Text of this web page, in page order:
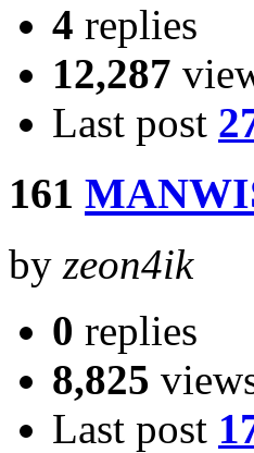
4 replies
12,287
Last post
161
by zeon4ik
0 replies
8,825
Last post